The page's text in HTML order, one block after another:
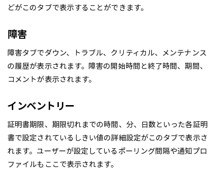
どがこのタブで表示することができます。
障害
障害タブでダウン、トラブル、クリティカル、メンテナンス
の履歴が表示されます。障害の開始時間と終了時間、期間、
コメントが表示されます。
インベントリー
証明書期限、期限切れまでの時間、分、日数といった各証明
書で設定されているしきい値の詳細設定がこのタブで表示さ
れます。ユーザーが設定しているポーリング間隔や通知プロ
ファイルもここで表示されます。